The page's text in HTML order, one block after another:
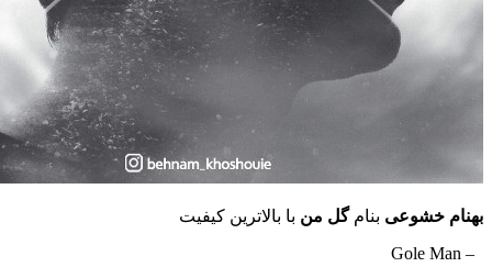
بنامگل منبا بالاترین کیفیت